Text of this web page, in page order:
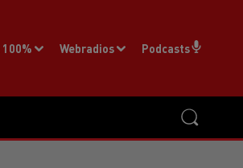
100% Webradios Podcasts